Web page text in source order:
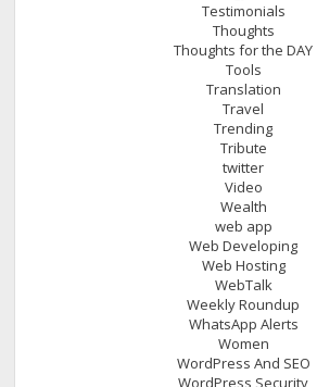
Testimonials
Thoughts
Thoughts for the DAY
Tools
Translation
Travel
Trending
Tribute
twitter
Video
Wealth
web app
Web Developing
Web Hosting
WebTalk
Weekly Roundup
WhatsApp Alerts
Women
WordPress And SEO
WordPress Security